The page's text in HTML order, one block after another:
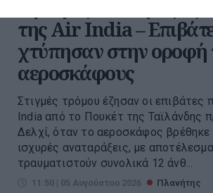
της Air India –
χτύπησαν στην οροφή
αεροσκάφους
Στιγμές τρόμου έζησαν οι επιβάτες
India από το Πουκέτ της Ταϊλάνδης
Δελχί, όταν το αεροσκάφος
ισχυρές αναταράξεις, με
τραυματιστούν συνολικά 12 άνθ...
11:50 | 05 Αυγούστου 2026 Πλανήτης